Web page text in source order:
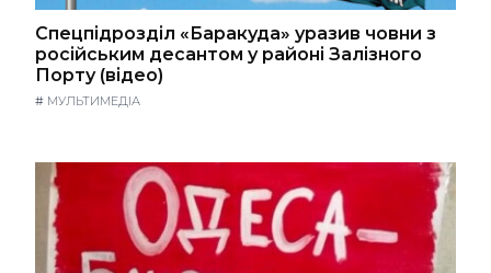
Спецпідрозділ «Баракуда» уразив човни з
російським десантом у районі Залізного
Порту (відео)
# МУЛЬТИМЕДІА